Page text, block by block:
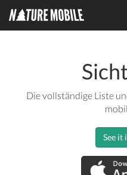
Die vollständige Liste
See it